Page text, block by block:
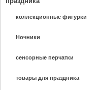
коллекционные фигурки
Ночники
сенсорные перчатки
товары для праздника